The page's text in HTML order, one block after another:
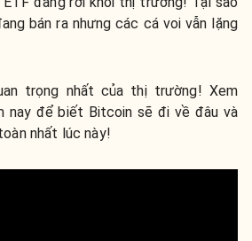
bán ra nhưng các cá voi vẫn lặng
trọng nhất của thị trường! Xem
nay để biết Bitcoin sẽ đi về đâu và
nhất lúc này!